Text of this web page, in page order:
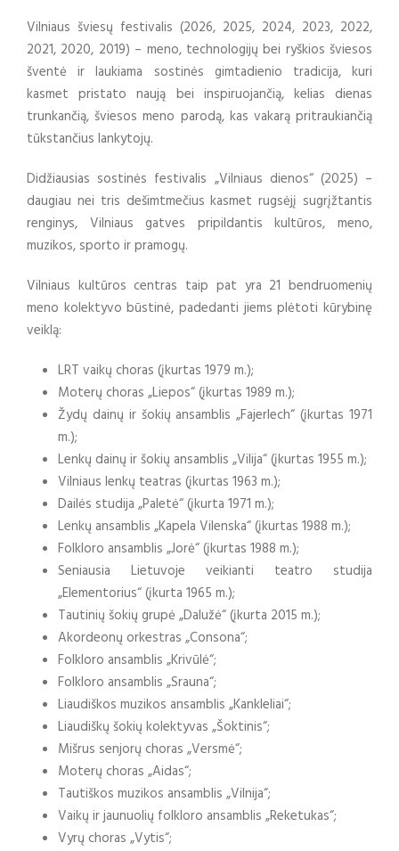
Vilniaus šviesų festivalis (2026, 2025, 2024, 2023, 2022,
2021, 2020, 2019) – meno, technologijų bei ryškios šviesos
šventė ir laukiama sostinės gimtadienio tradicija, kuri
kasmet pristato naują bei inspiruojančią, kelias dienas
trunkančią, šviesos meno parodą, kas vakarą pritraukiančią
tūkstančius lankytojų.
Didžiausias sostinės festivalis „Vilniaus dienos“ (2025) –
daugiau nei tris dešimtmečius kasmet rugsėjį sugrįžtantis
renginys, Vilniaus gatves pripildantis kultūros, meno,
muzikos, sporto ir pramogų.
Vilniaus kultūros centras taip pat yra 21 bendruomenių
meno kolektyvo būstinė, padedanti jiems plėtoti kūrybinę
veiklą:
LRT vaikų choras (įkurtas 1979 m.);
Moterų choras „Liepos“ (įkurtas 1989 m.);
Žydų dainų ir šokių ansamblis „Fajerlech“ (įkurtas 1971
m.);
Lenkų dainų ir šokių ansamblis „Vilija“ (įkurtas 1955 m.);
Vilniaus lenkų teatras (įkurtas 1963 m.);
Dailės studija „Paletė“ (įkurta 1971 m.);
Lenkų ansamblis „Kapela Vilenska“ (įkurtas 1988 m.);
Folkloro ansamblis „Jorė“ (įkurtas 1988 m.);
Seniausia Lietuvoje veikianti teatro studija
„Elementorius“ (įkurta 1965 m.);
Tautinių šokių grupė „Dalužė“ (įkurta 2015 m.);
Akordeonų orkestras „Consona“;
Folkloro ansamblis „Krivūlė“;
Folkloro ansamblis „Srauna“;
Liaudiškos muzikos ansamblis „Kankleliai“;
Liaudiškų šokių kolektyvas „Šoktinis“;
Mišrus senjorų choras „Versmė“;
Moterų choras „Aidas“;
Tautiškos muzikos ansamblis „Vilnija“;
Vaikų ir jaunuolių folkloro ansamblis „Reketukas“;
Vyrų choras „Vytis“;